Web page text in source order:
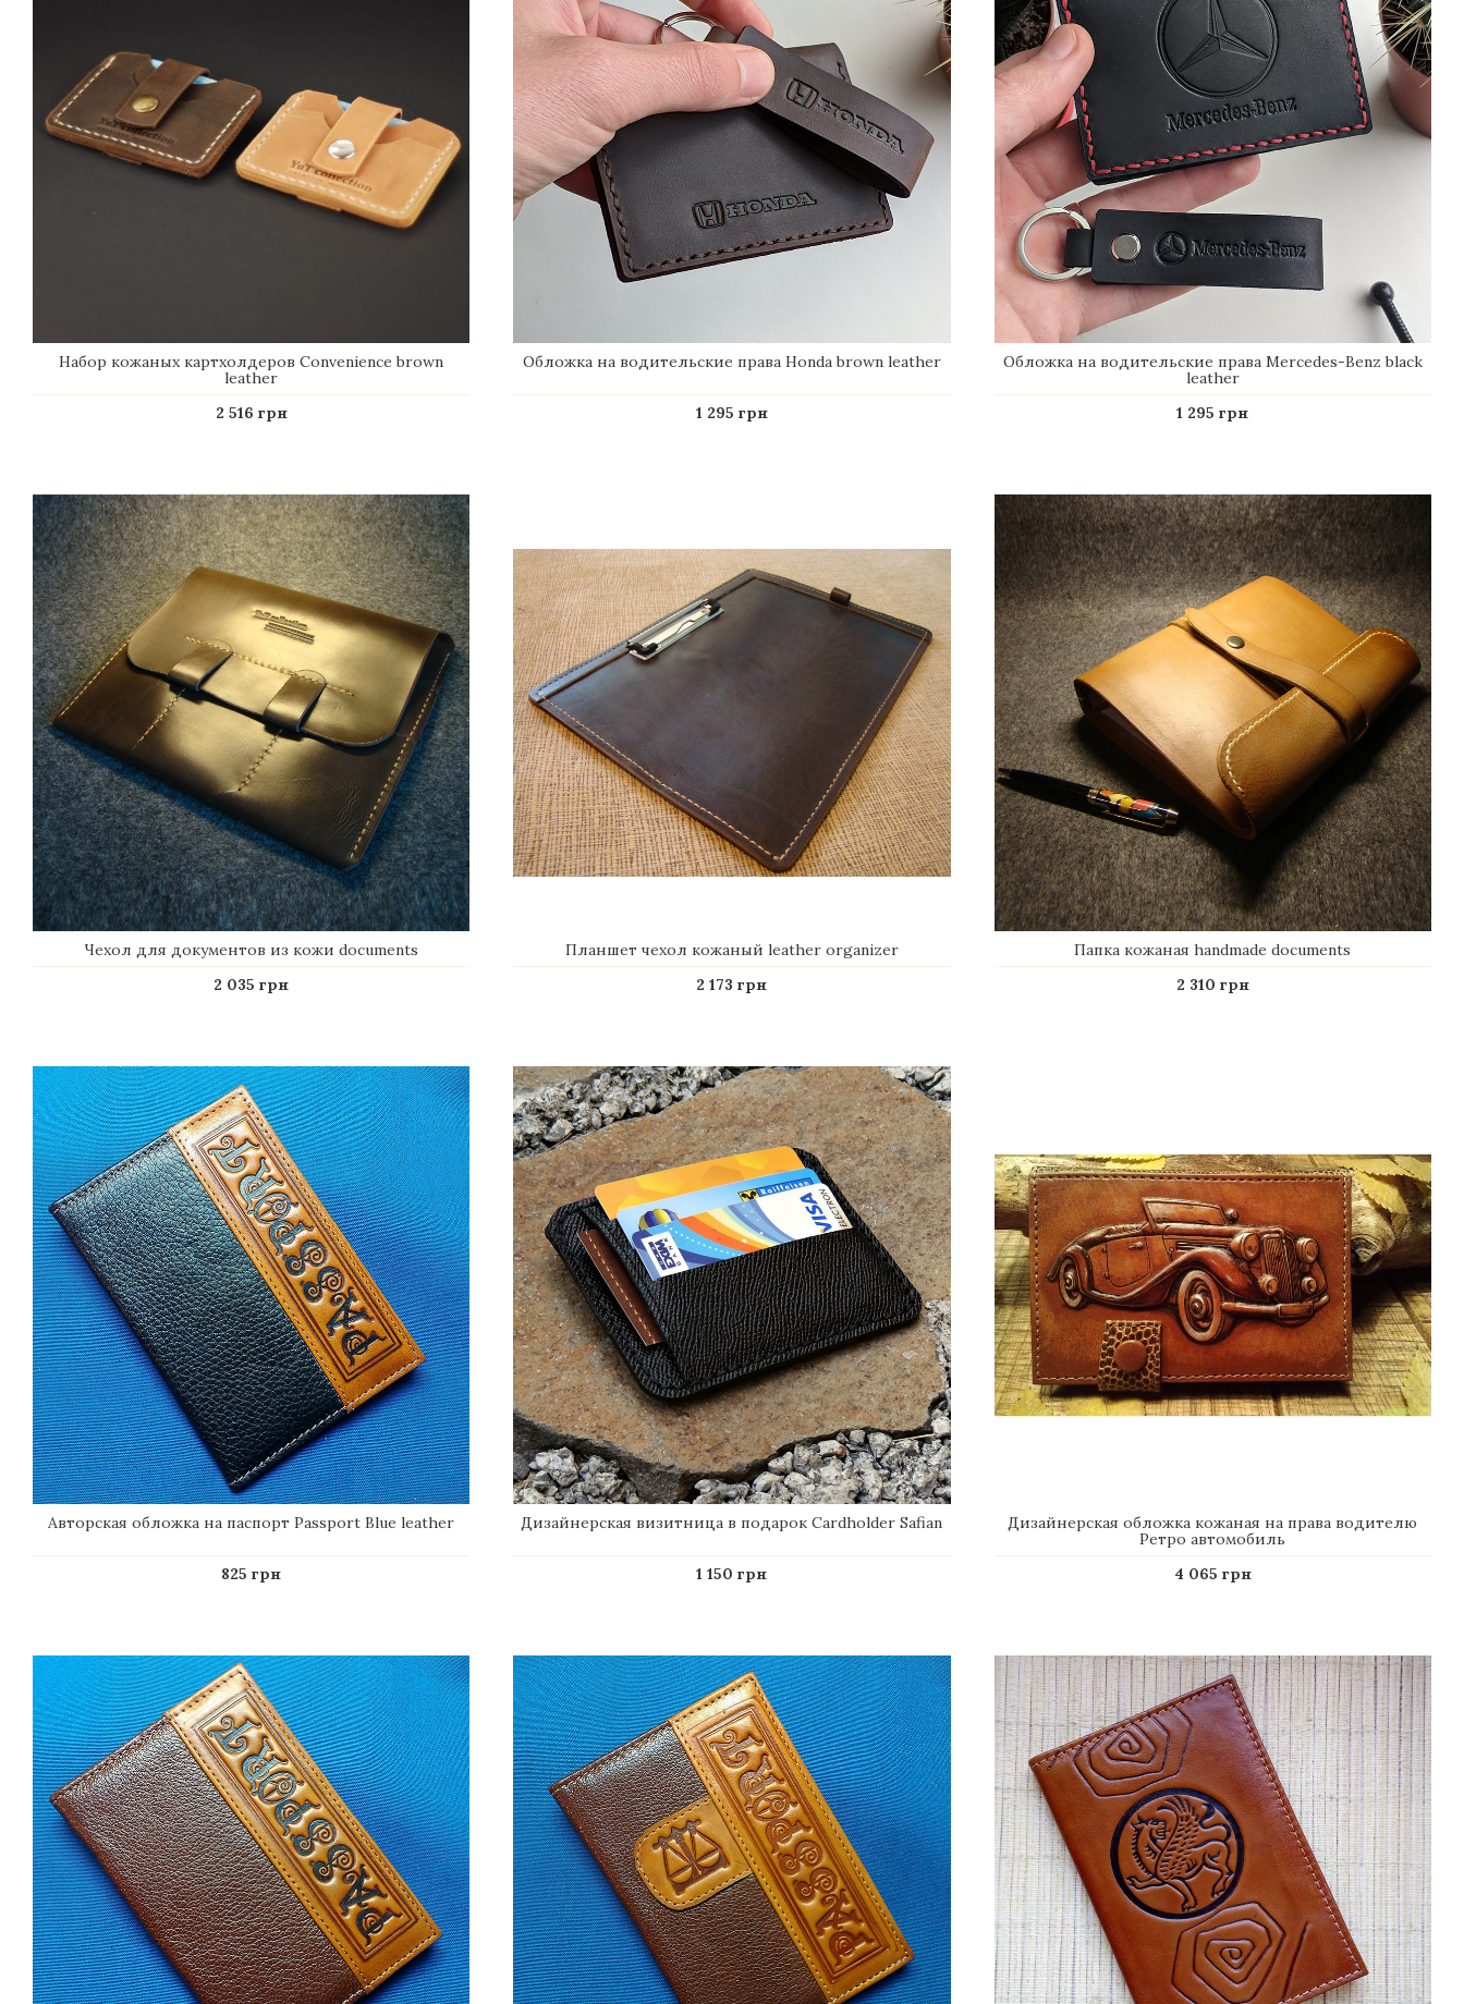
Набор кожаных картхолдеров Сonvenience brown
leather
2 516 грн
Обложка на водительские права Honda brown leather
1 295 грн
Обложка на водительские права Mercedes-Benz black
leather
1 295 грн
Чехол для документов из кожи documents
2 035 грн
Планшет чехол кожаный leather organizer
2 173 грн
Папка кожаная handmade documents
2 310 грн
Авторская обложка на паспорт Passport Blue leather
825 грн
Дизайнерская визитница в подарок Cardholder Safian
1 150 грн
Дизайнерская обложка кожаная на права водителю
Ретро автомобиль
4 065 грн